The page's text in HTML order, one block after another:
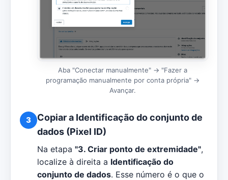
Aba "Conectar manualmente" → "Fazer a
programação manualmente por conta própria" →
Avançar.
3
Copiar a Identificação do conjunto de
dados (Pixel ID)
Na etapa "3. Criar ponto de extremidade",
localize à direita a Identificação do
conjunto de dados. Esse número é o que o